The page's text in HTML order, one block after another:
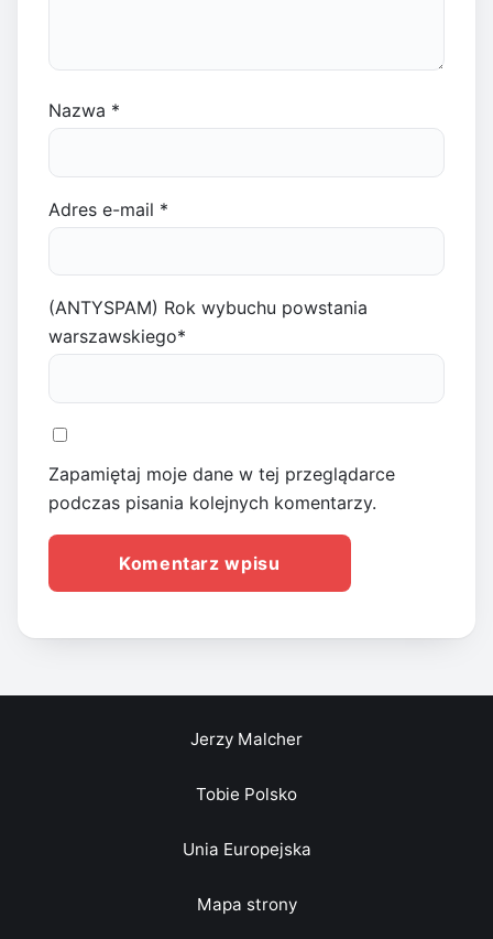
Nazwa *
Adres e-mail *
(ANTYSPAM) Rok wybuchu powstania
warszawskiego*
Zapamiętaj moje dane w tej przeglądarce
podczas pisania kolejnych komentarzy.
Jerzy Malcher
Tobie Polsko
Unia Europejska
Mapa strony